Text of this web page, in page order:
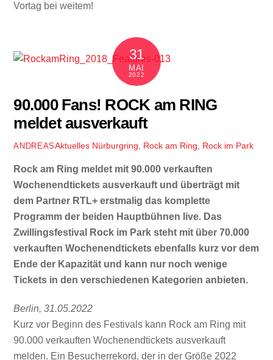
Vortag bei weitem!
31
MAI
2022
90.000 Fans! ROCK am RING
meldet ausverkauft
ANDREASAktuelles Nürburgring Rock am Ring Rock im Park
Rock am Ring meldet mit 90.000 verkauften
Wochenendtickets ausverkauft und überträgt mit
dem Partner RTL+ erstmalig das komplette
Programm der beiden Hauptbühnen live. Das
Zwillingsfestival Rock im Park steht mit über 70.000
verkauften Wochenendtickets ebenfalls kurz vor dem
Ende der Kapazität und kann nur noch wenige
Tickets in den verschiedenen Kategorien anbieten.
Berlin, 31.05.2022
Kurz vor Beginn des Festivals kann Rock am Ring mit
90.000 verkauften Wochenendtickets ausverkauft
melden. Ein Besucherrekord, der in der Größe 2022